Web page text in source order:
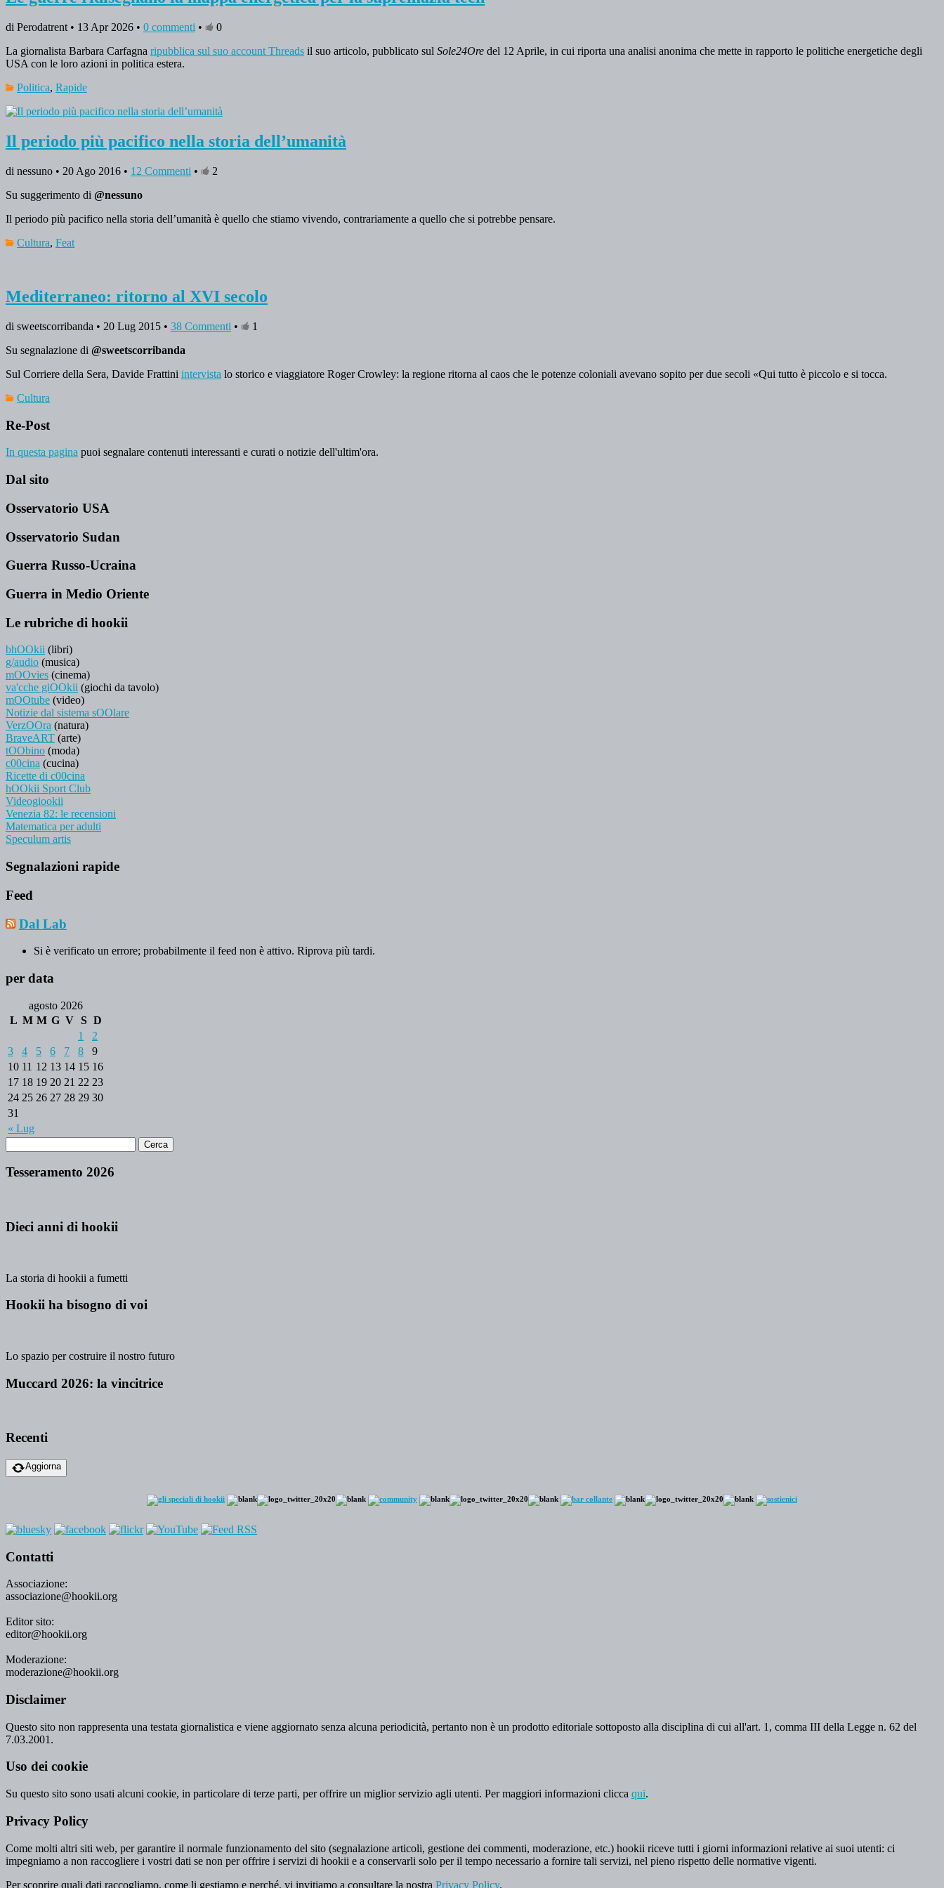
di Perodatrent • 13 Apr 2026 • 0 commenti •
0
La giornalista Barbara Carfagna ripubblica sul suo account Threads il suo articolo, pubblicato sul Sole24Ore del 12 Aprile, in cui riporta una analisi anonima che mette in rapporto le politiche energetiche degli
USA con le loro azioni in politica estera.
Politica, Rapide
Il periodo più pacifico nella storia dell’umanità
di nessuno • 20 Ago 2016 • 12 Commenti •
2
Su suggerimento di @nessuno
Il periodo più pacifico nella storia dell’umanità è quello che stiamo vivendo, contrariamente a quello che si potrebbe pensare.
Cultura, Feat
Mediterraneo: ritorno al XVI secolo
di sweetscorribanda • 20 Lug 2015 • 38 Commenti •
1
Su segnalazione di @sweetscorribanda
Sul Corriere della Sera, Davide Frattini intervista lo storico e viaggiatore Roger Crowley: la regione ritorna al caos che le potenze coloniali avevano sopito per due secoli «Qui tutto è piccolo e si tocca.
Cultura
Re-Post
In questa pagina puoi segnalare contenuti interessanti e curati o notizie dell'ultim'ora.
Dal sito
Osservatorio USA
Osservatorio Sudan
Guerra Russo-Ucraina
Guerra in Medio Oriente
Le rubriche di hookii
bhOOkii (libri)
g/audio (musica)
mOOvies (cinema)
va'cche giOOkii (giochi da tavolo)
mOOtube (video)
Notizie dal sistema sOOlare
VerzOOra (natura)
BraveART (arte)
tOObino (moda)
c00cina (cucina)
Ricette di c00cina
hOOkii Sport Club
Videogiookii
Venezia 82: le recensioni
Matematica per adulti
Speculum artis
Segnalazioni rapide
Feed
Dal Lab
Si è verificato un errore; probabilmente il feed non è attivo. Riprova più tardi.
per data
agosto 2026
L M M G V S D
« Lug
1
2
3
4 5 6 7 8
9
10 11 12 13 14 15 16
17 18 19 20 21 22 23
24 25 26 27 28 29 30
31
Tesseramento 2026
Dieci anni di hookii
La storia di hookii a fumetti
Hookii ha bisogno di voi
Lo spazio per costruire il nostro futuro
Muccard 2026: la vincitrice
Recenti
Aggiorna
Contatti
Associazione:
associazione@hookii.org
Editor sito:
editor@hookii.org
Moderazione:
moderazione@hookii.org
Disclaimer
Questo sito non rappresenta una testata giornalistica e viene aggiornato senza alcuna periodicità, pertanto non è un prodotto editoriale sottoposto alla disciplina di cui all'art. 1, comma III della Legge n. 62 del
7.03.2001.
Uso dei cookie
Su questo sito sono usati alcuni cookie, in particolare di terze parti, per offrire un miglior servizio agli utenti. Per maggiori informazioni clicca qui.
Privacy Policy
Come molti altri siti web, per garantire il normale funzionamento del sito (segnalazione articoli, gestione dei commenti, moderazione, etc.) hookii riceve tutti i giorni informazioni relative ai suoi utenti: ci
impegniamo a non raccogliere i vostri dati se non per offrire i servizi di hookii e a conservarli solo per il tempo necessario a fornire tali servizi, nel pieno rispetto delle normative vigenti.
Per scoprire quali dati raccogliamo, come li gestiamo e perché, vi invitiamo a consultare la nostra Privacy Policy.